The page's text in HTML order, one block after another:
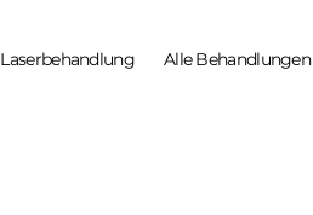
Laserbehandlung Alle Behandlungen